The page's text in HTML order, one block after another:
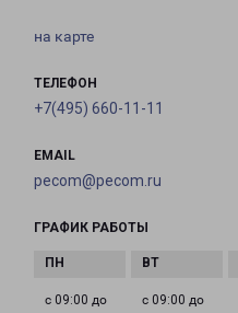
на карте
ТЕЛЕФОН
+7(495) 660-11-11
EMAIL
pecom@pecom.ru
ГРАФИК РАБОТЫ
с 09:00 до
с 09:00 до